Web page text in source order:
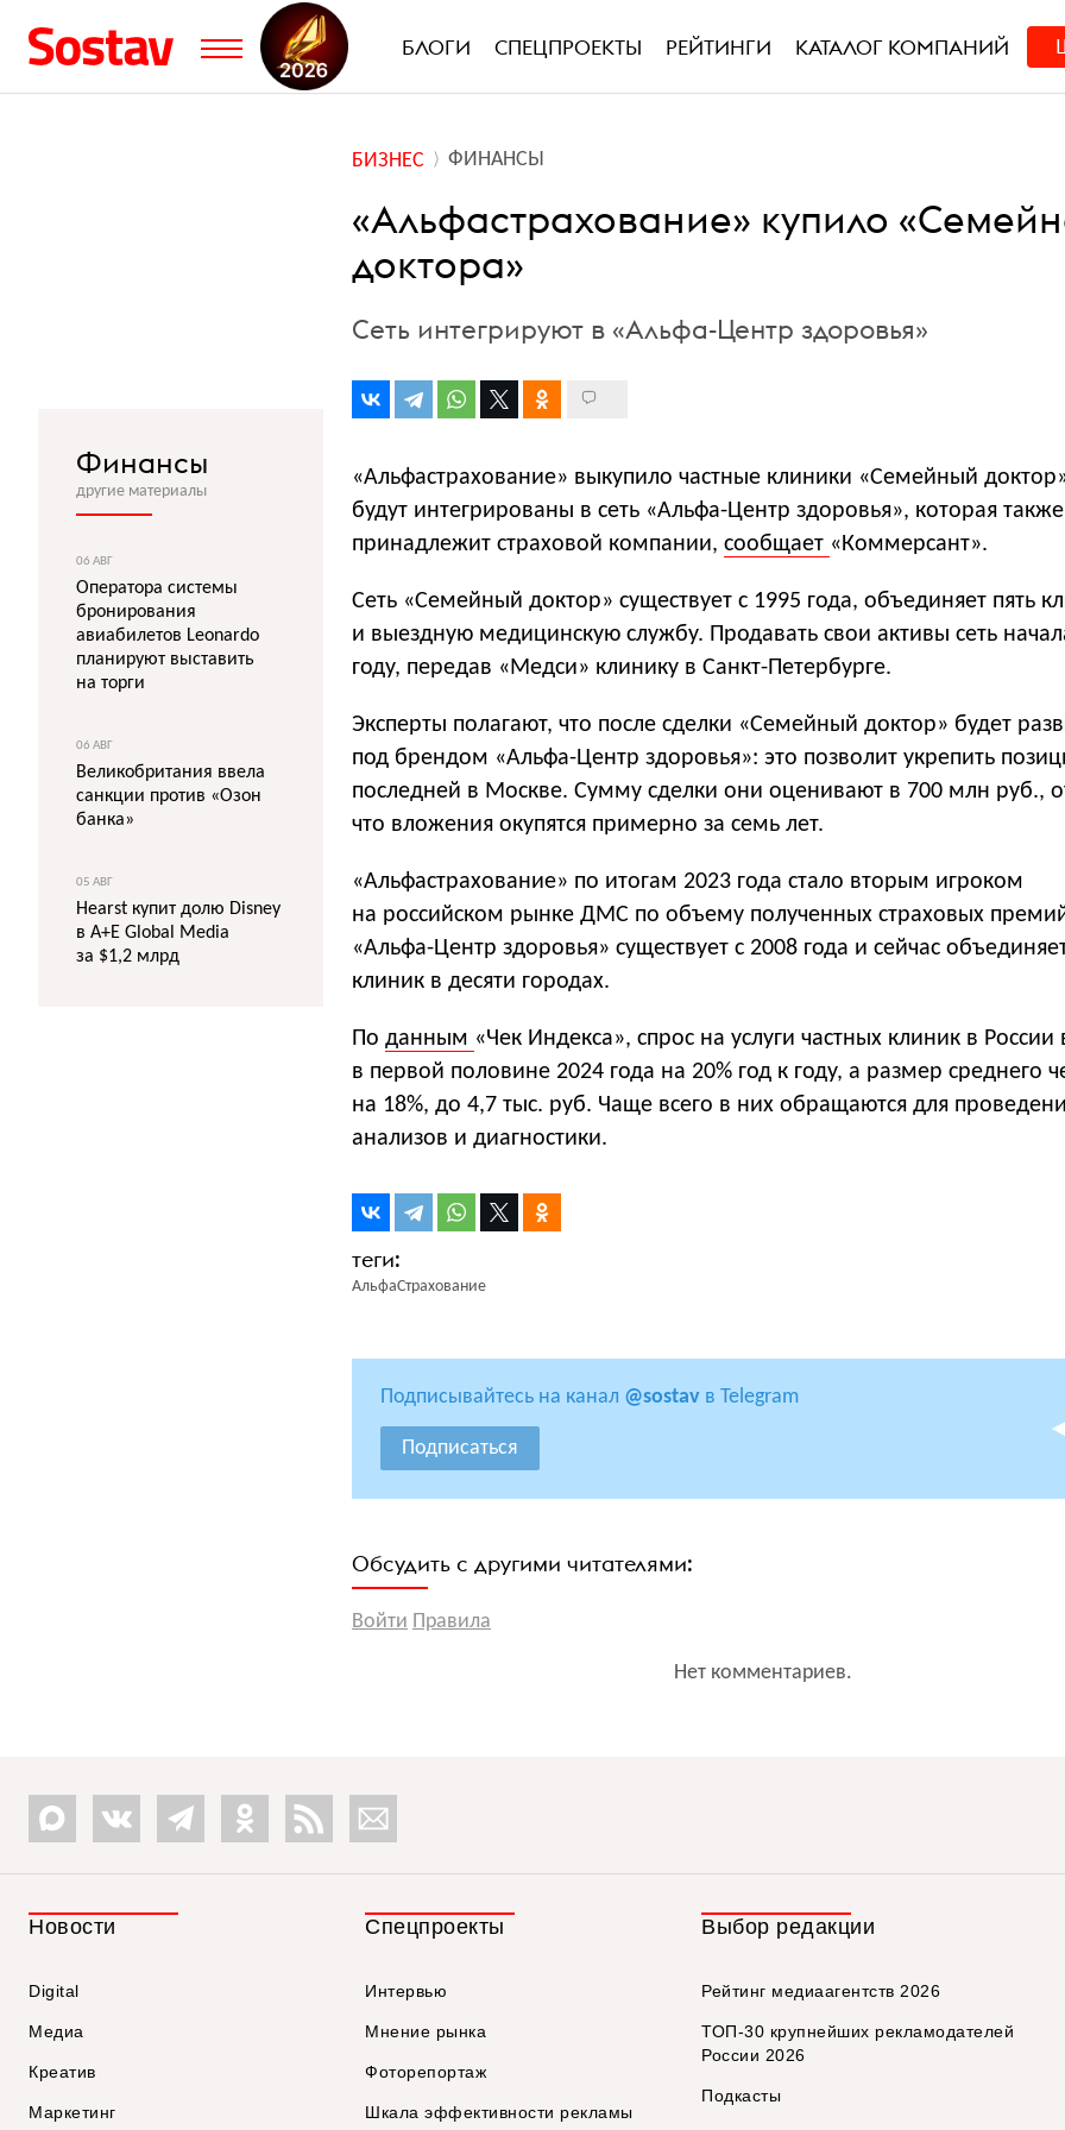
БЛОГИ СПЕЦПРОЕКТЫ РЕЙТИНГИ КАТАЛОГ КОМПАНИЙ
БИЗНЕС ФИНАНСЫ
«Альфастрахование» купило
доктора»
Сеть интегрируют в «Альфа-Центр здоровья»
«Альфастрахование» выкупило частные клиники «Семейный
будут интегрированы в сеть «Альфа-Центр здоровья», которая также
принадлежит страховой компании, сообщает «Коммерсант».
Сеть «Семейный доктор» существует с 1995 года, объединяет пять
и выездную медицинскую службу. Продавать свои активы сеть
году, передав «Медси» клинику в Санкт-Петербурге.
Эксперты полагают, что после сделки «Семейный доктор» будет
под брендом «Альфа-Центр здоровья»: это позволит укрепить
последней в Москве. Сумму сделки они оценивают в 700 млн руб.,
что вложения окупятся примерно за семь лет.
«Альфастрахование» по итогам 2023 года стало вторым игроком
на российском рынке ДМС по объему полученных страховых
«Альфа-Центр здоровья» существует с 2008 года и сейчас
клиник в десяти городах.
По данным «Чек Индекса», спрос на услуги частных клиник в России
в первой половине 2024 года на 20% год к году, а размер среднего
на 18%, до 4,7 тыс. руб. Чаще всего в них обращаются для
анализов и диагностики.
АльфаСтрахование
Подписывайтесь на канал @sostav в Telegram
Подписаться
Обсудить с другими читателями:
Войти Правила
Нет комментариев.
Финансы
другие материалы
06 АВГ
Оператора системы
бронирования
авиабилетов Leonardo
планируют выставить
на торги
06 АВГ
Великобритания ввела
санкции против «Озон
банка»
05 АВГ
Hearst купит долю Disney
в A+E Global Media
за $1,2 млрд
Новости
Digital
Медиа
Креатив
Маркетинг
Спецпроекты
Интервью
Мнение рынка
Фоторепортаж
Шкала эффективности рекламы
Выбор редакции
Рейтинг медиаагентств 2026
ТОП-30 крупнейших рекламодателей
России 2026
Подкасты